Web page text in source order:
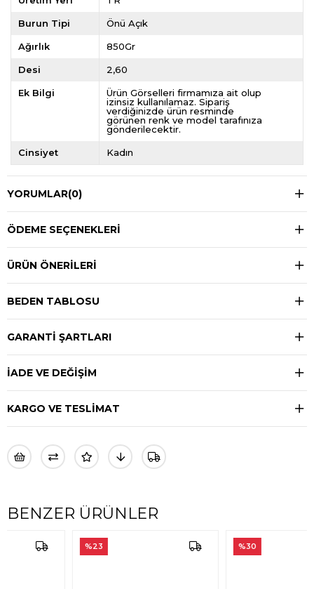
Burun Tipi Önü Açık
Ağırlık 850Gr
Desi 2,60
Ek Bilgi
Ürün Görselleri firmamıza ait olup
izinsiz kullanılamaz. Sipariş
verdiğinizde ürün resminde
görünen renk ve model tarafınıza
gönderilecektir.
Cinsiyet Kadın
YORUMLAR(0)
ÖDEME SEÇENEKLERI
ÜRÜN ÖNERILERI
BEDEN TABLOSU
GARANTİ ŞARTLARI
İADE VE DEĞİŞİM
KARGO VE TESLİMAT
BENZER ÜRÜNLER
%23 %30